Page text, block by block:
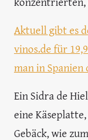
Aktuell gibt es
vinos.de für
man in Spanien
Ein Sidra de
eine
Gebäck, wie